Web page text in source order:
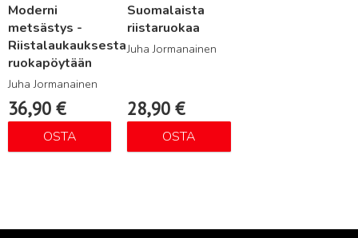
Moderni
metsästys -
Riistalaukauksesta
ruokapöytään
Juha Jormanainen
36,90 €
OSTA
Suomalaista
riistaruokaa
Juha Jormanainen
28,90€
OSTA